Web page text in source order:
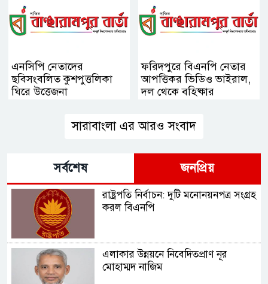
এনসিপি নেতাদের
ছবিসংবলিত কুশপুত্তলিকা
ঘিরে উত্তেজনা
ফরিদপুরে বিএনপি নেতার
আপত্তিকর ভিডিও ভাইরাল,
দল থেকে বহিষ্কার
সারাবাংলা এর আরও সংবাদ
সর্বশেষ জনপ্রিয়
রাষ্ট্রপতি নির্বাচন: দুটি মনোনয়নপত্র সংগ্রহ
করল বিএনপি
এলাকার উন্নয়নে নিবেদিতপ্রাণ নূর
মোহাম্মদ নাজিম